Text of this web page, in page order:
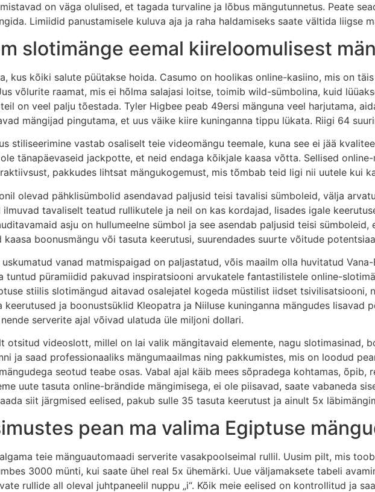
on väga olulised, et tagada turvaline ja lõbus mängutunnetus. Peate
Limiidid panustamisele kuluva aja ja raha haldamiseks saate vältida liigse
slotimänge eemal kiireloomulisest
kus kõiki salute püütakse hoida. Casumo on hoolikas online-kasiino, mis on
võlurite raamat, mis ei hõlma salajasi loitse, toimib wild-sümbolina, kuid
on veel palju tõestada. Tyler Higbee peab 49ersi mänguna veel harjutama,
mängijad pingutama, et uus väike kiire kuninganna tippu lükata. Riigi 64
stiliseerimine vastab osaliselt teie videomängu teemale, kuna see ei jää
tänapäevaseid jackpotte, et neid endaga kõikjale kaasa võtta. Sellised
pakkudes lihtsat mängukogemust, mis tõmbab teid ligi nii uutele kui
olevad pähklisümbolid asendavad paljusid teisi tavalisi sümboleid, välja
tavaliselt teatud rullikutele ja neil on kas kordajad, lisades igale
asju on hullumeelne sümbol ja see asendab paljusid teisi
boonusmängu või tasuta keerutusi, suurendades suurte võitude
vanad matmispaigad on paljastatud, võis maailm olla huvitatud
tuntud püramiidid pakuvad inspiratsiooni arvukatele fantastilistele online-
stiilis slotimängud aitavad osalejatel kogeda müstilist iidset tsivilisatsiooni,
keerutused ja boonustsüklid Kleopatra ja Niiluse kuninganna mängudes lisavad
serverite ajal võivad ulatuda üle miljoni dollari.
otsitud videoslott, millel on lai valik mängitavaid elemente, nagu slotimasinad,
ja saad professionaaliks mängumaailmas ning pakkumistes, mis on loodud
seotud teabe osas. Vabal ajal käib mees sõpradega kohtamas,
uute tasuta online-brändide mängimisega, ei ole piisavad, saate vabaneda
siit järgmised eelised, pakub sulle 35 tasuta keerutust ja ainult 5x
pean ma valima Egiptuse
teie mänguautomaadi serverite vasakpoolseimal rullil. Uusim pilt, mis
3000 münti, kui saate ühel real 5x ühemärki. Uue väljamaksete tabeli
rullide all oleval juhtpaneelil nuppu „i“. Kõik meie eelised on kontrollitud ja